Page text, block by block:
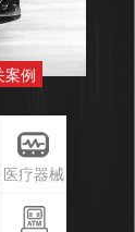
案例
医疗器械